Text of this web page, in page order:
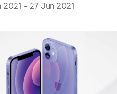
- 27 Jun 2021